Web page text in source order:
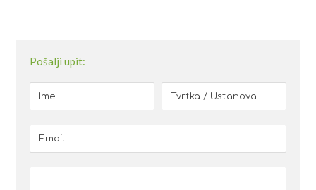
Pošalji upit: